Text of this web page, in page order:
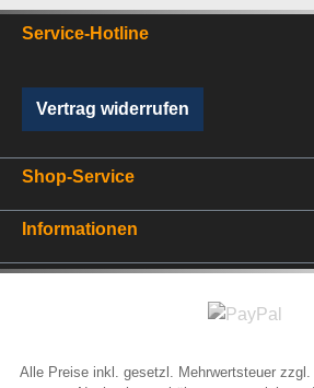
Service-Hotline
Vertrag widerrufen
Shop-Service
Informationen
Alle Preise inkl. gesetzl. Mehrwertsteuer zzgl.